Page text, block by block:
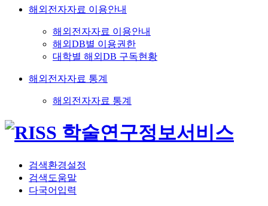
해외전자자료 이용안내
해외전자자료 이용안내
해외DB별 이용권한
대학별 해외DB 구독현황
해외전자자료 통계
해외전자자료 통계
검색환경설정
검색도움말
다국어입력